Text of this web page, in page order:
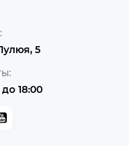
5
18:00